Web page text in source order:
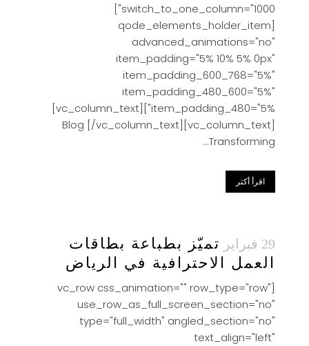
switch_to_one_column="1000"]
[qode_elements_holder_item
advanced_animations="no"
item_padding="5% 10% 5% 0px"
item_padding_600_768="5%"
item_padding_480_600="5%"
item_padding_480="5%"][vc_column_text]
Blog [/vc_column_text][vc_column_text]
Transforming...
اقرأ أكثر
29 فبراير
تميّز بطباعة بطاقات
العمل الاحترافية في الرياض
[vc_row css_animation="" row_type="row"
use_row_as_full_screen_section="no"
type="full_width" angled_section="no"
text_align="left"